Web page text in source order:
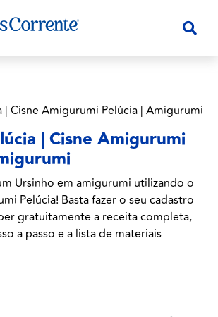
| Cisne Amigurumi
Ursinho em amigurumi utilizando o
Pelúcia! Basta fazer o seu cadastro
gratuitamente a receita completa,
a passo e a lista de materiais